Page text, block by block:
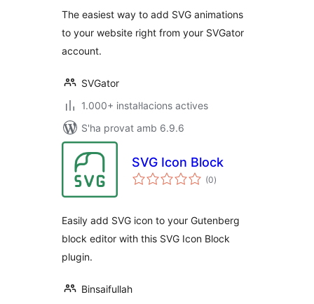
The easiest way to add SVG animations
to your website right from your SVGator
account.
SVGator
1.000+ instal·lacions actives
S'ha provat amb 6.9.6
SVG Icon Block
(0puntuacions
totals
)
Easily add SVG icon to your Gutenberg
block editor with this SVG Icon Block
plugin.
Binsaifullah